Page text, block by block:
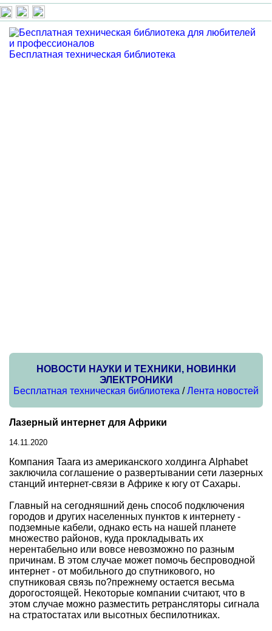
Бесплатная техническая библиотека
НОВОСТИ НАУКИ И ТЕХНИКИ, НОВИНКИ
ЭЛЕКТРОНИКИ
Бесплатная техническая библиотека /Лента новостей
Лазерный интернет для Африки
14.11.2020
Компания Taara из американского холдинга Alphabet
заключила соглашение о развертывании сети лазерных
станций интернет-связи в Африке к югу от Сахары.
Главный на сегодняшний день способ подключения
городов и других населенных пунктов к интернету -
подземные кабели, однако есть на нашей планете
множество районов, куда прокладывать их
нерентабельно или вовсе невозможно по разным
причинам. В этом случае может помочь беспроводной
интернет - от мобильного до спутникового, но
спутниковая связь по?прежнему остается весьма
дорогостоящей. Некоторые компании считают, что в
этом случае можно разместить ретрансляторы сигнала
на стратостатах или высотных беспилотниках.